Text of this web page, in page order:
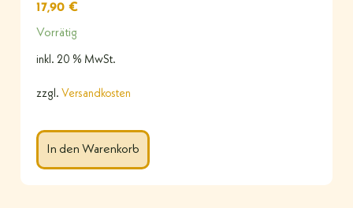
17,90 €
Vorrätig
inkl. 20 % MwSt.
zzgl. Versandkosten
In den Warenkorb